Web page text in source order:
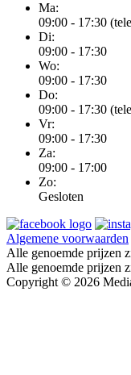
Ma:
09:00 - 17:30
Di:
09:00 - 17:30
Wo:
09:00 - 17:30
Do:
09:00 - 17:30
Vr:
09:00 - 17:30
Za:
09:00 - 17:00
Zo:
Gesloten
Algemene voorwaarden
Alle genoemde prijzen
Alle genoemde prijzen
Copyright © 2026